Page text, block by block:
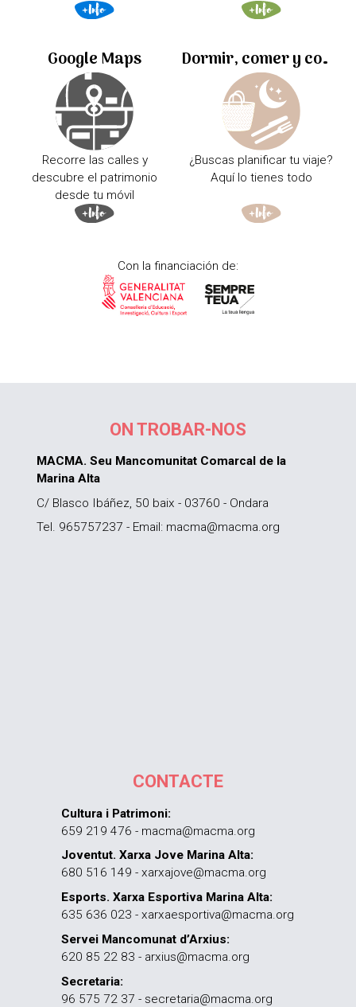
Google Maps
Recorre las calles y
descubre el patrimonio
desde tu móvil
Dormir, comer y comprar
¿Buscas planificar tu viaje?
Aquí lo tienes todo
Con la financiación de:
ON TROBAR-NOS
MACMA. Seu Mancomunitat Comarcal de la
Marina Alta
C/ Blasco Ibáñez, 50 baix - 03760 - Ondara
Tel. 965757237 - Email: macma@macma.org
CONTACTE
Cultura i Patrimoni:
659 219 476 - macma@macma.org
Joventut. Xarxa Jove Marina Alta:
680 516 149 - xarxajove@macma.org
Esports. Xarxa Esportiva Marina Alta:
635 636 023 - xarxaesportiva@macma.org
Servei Mancomunat d’Arxius:
620 85 22 83 - arxius@macma.org
Secretaria:
96 575 72 37 - secretaria@macma.org